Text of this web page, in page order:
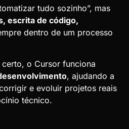
tudo sozinho”, mas
escrita de código,
dentro de um processo
o Cursor funciona
, ajudando a
e evoluir projetos reais
técnico.